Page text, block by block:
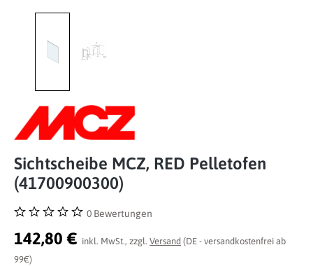
Sichtscheibe MCZ, RED Pelletofen
(41700900300)
Durchschnittliche Bewertung von 0 von 5 Sternen
0 Bewertungen
142,80 € inkl. MwSt., zzgl. Versand (DE - versandkostenfrei ab
99€)